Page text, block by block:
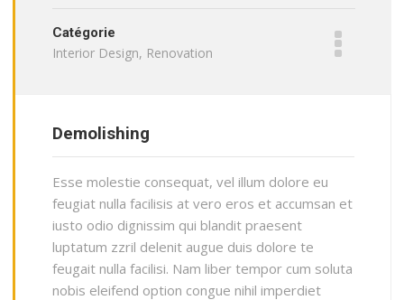
Catégorie
Interior Design, Renovation
Demolishing
Esse molestie consequat, vel illum dolore eu
feugiat nulla facilisis at vero eros et accumsan et
iusto odio dignissim qui blandit praesent
luptatum zzril delenit augue duis dolore te
feugait nulla facilisi. Nam liber tempor cum soluta
nobis eleifend option congue nihil imperdiet